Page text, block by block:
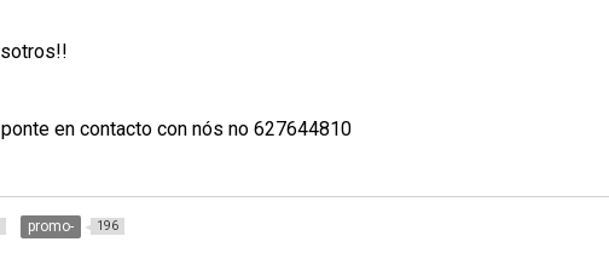
en contacto con nós no 627644810
promo- 196